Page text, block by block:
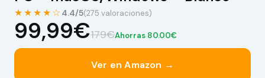
★★★★☆ 4.4/5(275 valoraciones)
99,99€179€Ahorras 80.00€
Ver en Amazon →